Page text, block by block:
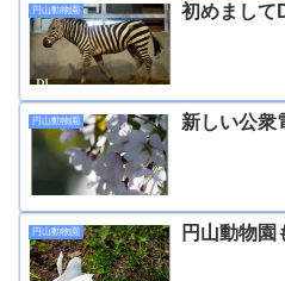
円山動物園 初めまして
円山動物園 新しい公衆
円山動物園 円山動物